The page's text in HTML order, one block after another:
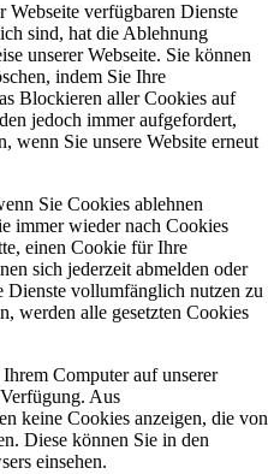
Webseite verfügbaren Dienste
sind, hat die Ablehnung
unserer Webseite. Sie können
indem Sie Ihre
Blockieren aller Cookies auf
jedoch immer aufgefordert,
wenn Sie unsere Website erneut
Sie Cookies ablehnen
immer wieder nach Cookies
einen Cookie für Ihre
sich jederzeit abmelden oder
Dienste vollumfänglich nutzen zu
werden alle gesetzten Cookies
Computer auf unserer
Aus
keine Cookies anzeigen, die von
Diese können Sie in den
einsehen.